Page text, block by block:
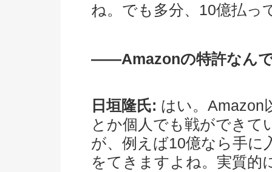
ね。でも多分、10億払っ
――Amazonの特許なん
日垣隆氏: はい。Amazon
とか個人でも戦ができて
が、例えば10億なら手に
をてきますよね。実質的